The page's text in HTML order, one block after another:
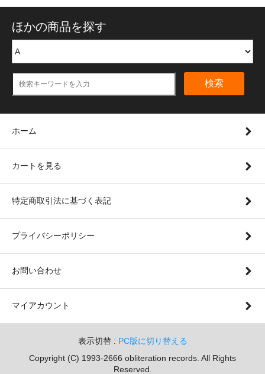
ほかの商品を探す
検索
ホーム
カートを見る
特定商取引法に基づく表記
プライバシーポリシー
お問い合わせ
マイアカウント
表示切替 : PC版に切り替える
Copyright (C) 1993-2666 obliteration records. All Rights
Reserved.